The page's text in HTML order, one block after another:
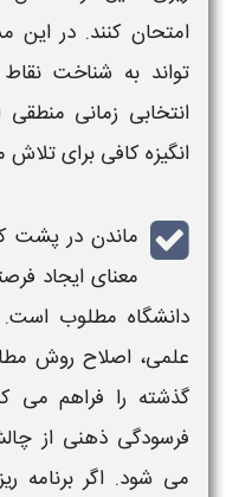
امتحان کنند. در این
تواند به شناخت
انتخابی زمانی
انگیزه کافی برای
ماندن در پشت
معنای ایجاد
دانشگاه مطلوب
علمی، اصلاح روش
گذشته را فراهم می
فرسودگی ذهنی از
می شود. اگر برنامه